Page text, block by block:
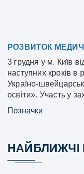
РОЗВИТОК
3 грудня у м. Київ
наступних кроків в
Україно-
освіти». Участь у
Позначки
НАЙБЛИЖЧІ